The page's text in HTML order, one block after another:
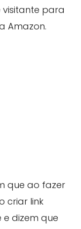
para
Amazon.
que ao fazer
criar link
dizem que